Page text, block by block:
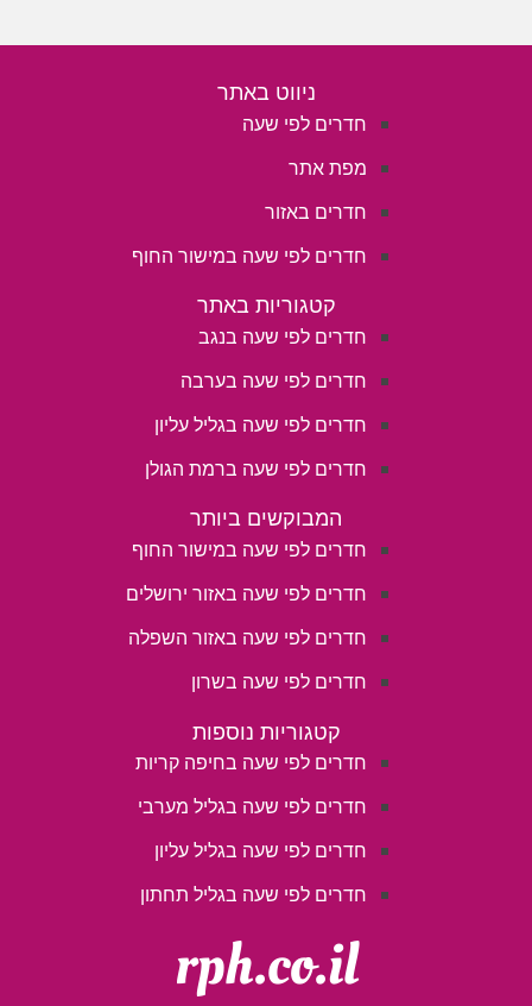
ניווט באתר
חדרים לפי שעה
מפת אתר
חדרים באזור
חדרים לפי שעה במישור החוף
קטגוריות באתר
חדרים לפי שעה בנגב
חדרים לפי שעה בערבה
חדרים לפי שעה בגליל עליון
חדרים לפי שעה ברמת הגולן
המבוקשים ביותר
חדרים לפי שעה במישור החוף
חדרים לפי שעה באזור ירושלים
חדרים לפי שעה באזור השפלה
חדרים לפי שעה בשרון
קטגוריות נוספות
חדרים לפי שעה בחיפה קריות
חדרים לפי שעה בגליל מערבי
חדרים לפי שעה בגליל עליון
חדרים לפי שעה בגליל תחתון
rph.co.il